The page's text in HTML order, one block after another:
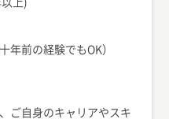
年前の経験でもOK）
ご自身のキャリアやスキ